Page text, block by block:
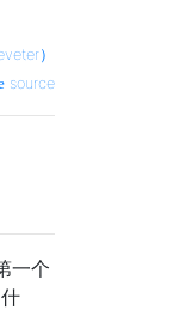
）
source
一个